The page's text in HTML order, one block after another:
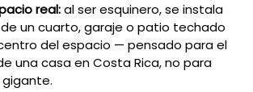
real:al ser esquinero, se instala
un cuarto, garaje o patio techado
del espacio — pensado para el
una casa en Costa Rica, no para